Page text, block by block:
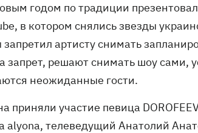
годом по традиции
в котором снялись звезды
артисту снимать
запрет, решают снимать шоу сами,
неожиданные гости.
участие певица
alyona, телеведущий Анатолий